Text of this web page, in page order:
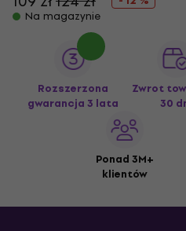
Na magazynie
Rozszerzona
gwarancja 3 lata
Zwrot
30
Ponad 3M+
klientów